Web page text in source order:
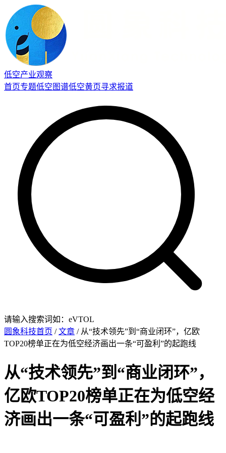
低空产业观察
首页专题低空图谱低空黄页寻求报道
请输入搜索词如：eVTOL
圆象科技首页 /文章 / 从“技术领先”到“商业闭环”，亿欧
TOP20榜单正在为低空经济画出一条“可盈利”的起跑线
从“技术领先”到“商业闭环”，
亿欧TOP20榜单正在为低空经
济画出一条“可盈利”的起跑线